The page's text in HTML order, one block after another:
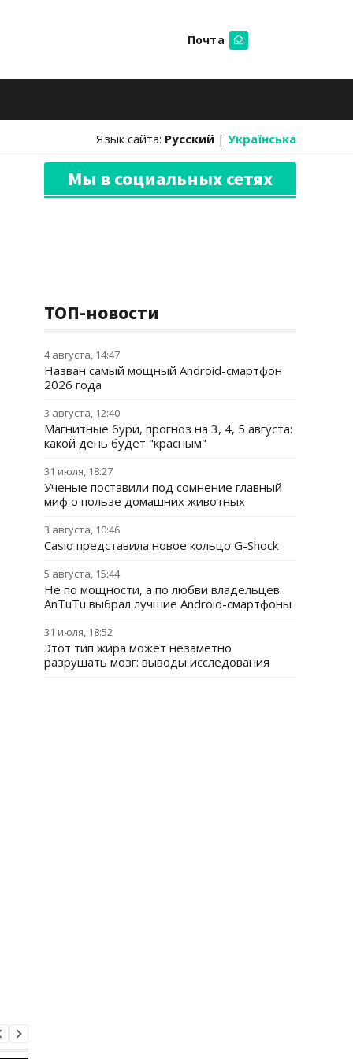
Почта
Язык сайта: Русский | Українська
Мы в социальных сетях
ТОП-новости
4 августа, 14:47
Назван самый мощный Android-смартфон
2026 года
3 августа, 12:40
Магнитные бури, прогноз на 3, 4, 5 августа:
какой день будет "красным"
31 июля, 18:27
Ученые поставили под сомнение главный
миф о пользе домашних животных
3 августа, 10:46
Casio представила новое кольцо G-Shock
5 августа, 15:44
Не по мощности, а по любви владельцев:
AnTuTu выбрал лучшие Android-смартфоны
31 июля, 18:52
Этот тип жира может незаметно
разрушать мозг: выводы исследования